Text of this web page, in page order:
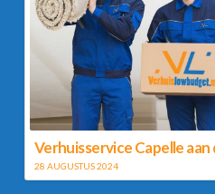
Verhuisservice Capelle aan
28 AUGUSTUS 2024